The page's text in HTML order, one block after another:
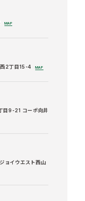
MAP
2丁目15-4 MAP
目9-21 コーポ向井
ョイウエスト西山